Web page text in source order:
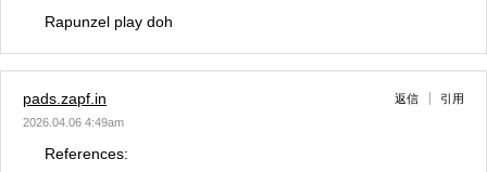
Rapunzel play doh
pads.zapf.in
2026.04.06 4:49am
返信 引用
References: